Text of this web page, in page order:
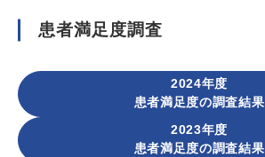
患者満足度調査
2024年度
患者満足度の調査結果
2023年度
患者満足度の調査結果